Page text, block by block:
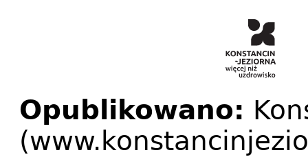
Opublikowano: